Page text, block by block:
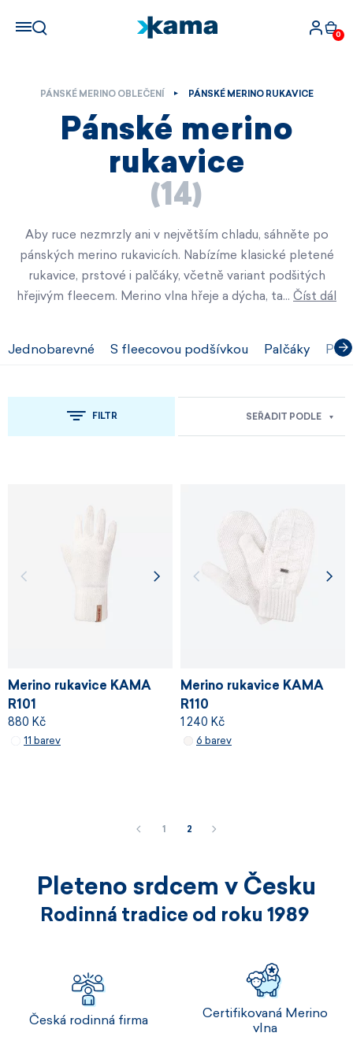
0
PÁNSKÉ MERINO OBLEČENÍ PÁNSKÉ MERINO RUKAVICE
Pánské merino
rukavice
(14)
Aby ruce nezmrzly ani v největším chladu, sáhněte po
pánských merino rukavicích. Nabízíme klasické pletené
rukavice, prstové i palčáky, včetně variant podšitých
hřejivým fleecem. Merino vlna hřeje a dýcha, ta… Číst dál
Jednobarevné S fleecovou podšívkou Palčáky
FILTR SEŘADIT PODLE
Merino rukavice KAMA
R101
880 Kč
11 barev
Merino rukavice KAMA
R110
1 240 Kč
6 barev
1 2
Pleteno srdcem v Česku
Rodinná tradice od roku 1989
Česká rodinná firma
Certifikovaná Merino
vlna